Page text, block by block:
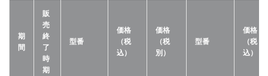
期
間
販
売
終
了
時
期
型番
価格
（税
込）
価格
（税
別）
型番
価格
（税
込）